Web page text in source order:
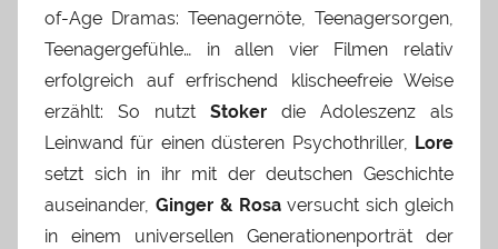
of-Age Dramas: Teenagernöte, Teenagersorgen,
Teenagergefühle… in allen vier Filmen relativ
erfolgreich auf erfrischend klischeefreie Weise
erzählt: So nutzt Stoker die Adoleszenz als
Leinwand für einen düsteren Psychothriller, Lore
setzt sich in ihr mit der deutschen Geschichte
auseinander, Ginger & Rosaversucht sich gleich
in einem universellen Generationenporträt der